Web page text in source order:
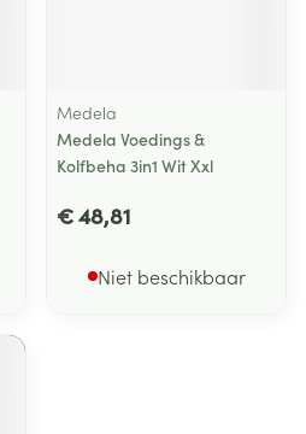
Medela
Medela Voedings &
Kolfbeha 3in1 Wit Xxl
€ 48,81
Niet beschikbaar